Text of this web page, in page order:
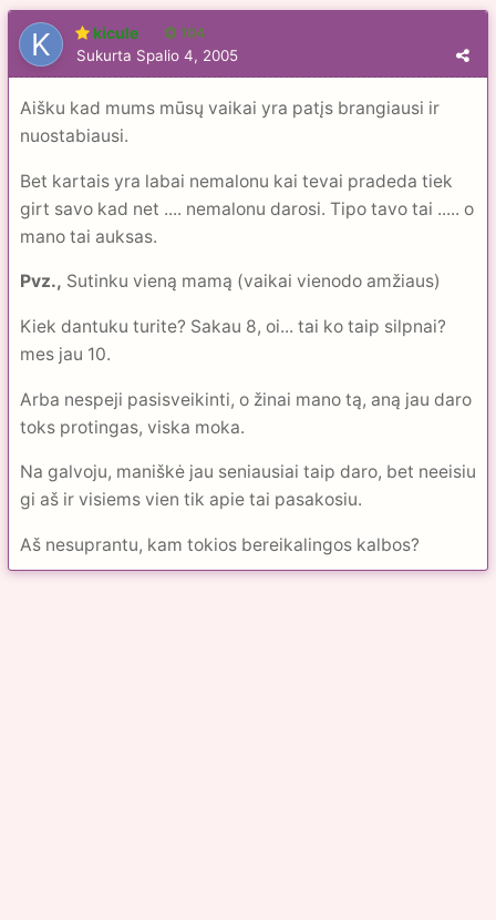
kicule 104
Sukurta Spalio 4, 2005
Aišku kad mums mūsų vaikai yra patįs brangiausi ir
nuostabiausi.
Bet kartais yra labai nemalonu kai tevai pradeda tiek
girt savo kad net .... nemalonu darosi. Tipo tavo tai ..... o
mano tai auksas.
Pvz., Sutinku vieną mamą (vaikai vienodo amžiaus)
Kiek dantuku turite? Sakau 8, oi... tai ko taip silpnai?
mes jau 10.
Arba nespeji pasisveikinti, o žinai mano tą, aną jau daro
toks protingas, viska moka.
Na galvoju, maniškė jau seniausiai taip daro, bet neeisiu
gi aš ir visiems vien tik apie tai pasakosiu.
Aš nesuprantu, kam tokios bereikalingos kalbos?